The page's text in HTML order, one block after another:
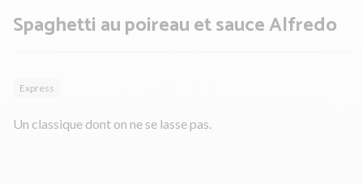
Spaghetti au poireau et sauce Alfredo
Express
Un classique dont on ne se lasse pas.